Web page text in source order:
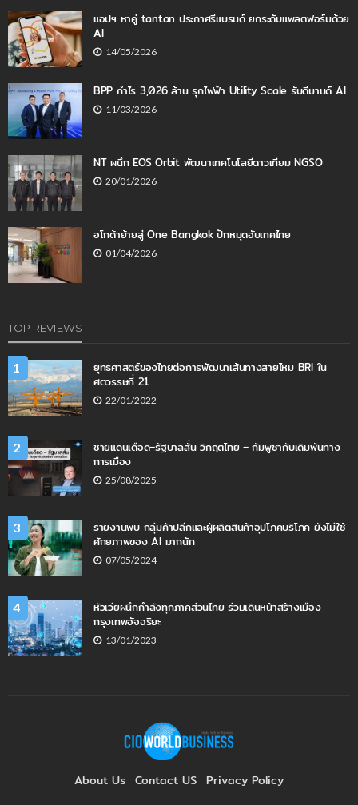
แอปฯ หาคู่ tantan ประกาศรีแบรนด์ ยกระดับแพลตฟอร์มด้วย
AI
14/05/2026
BPP กำไร 3,026 ล้าน รุกไฟฟ้า Utility Scale รับดีมานด์ AI
11/03/2026
NT ผนึก EOS Orbit พัฒนาเทคโนโลยีดาวเทียม NGSO
20/01/2026
อโกด้าย้ายสู่ One Bangkok ปักหมุดฮับเทคไทย
01/04/2026
TOP REVIEWS
1
ยุทธศาสตร์ของไทยต่อการพัฒนาเส้นทางสายไหม BRI ใน
ศตวรรษที่ 21
22/01/2022
2
ชายแดนเดือด–รัฐบาลสั่น วิกฤตไทย – กัมพูชากับเดิมพันทาง
การเมือง
25/08/2025
3
รายงานพบ กลุ่มค้าปลีกและผู้ผลิตสินค้าอุปโภคบริโภค ยังไม่ใช้
ศักยภาพของ AI มากนัก
07/05/2024
4
หัวเว่ยผนึกกำลังทุกภาคส่วนไทย ร่วมเดินหน้าสร้างเมือง
กรุงเทพอัจฉริยะ
13/01/2023
About Us Contact US Privacy Policy